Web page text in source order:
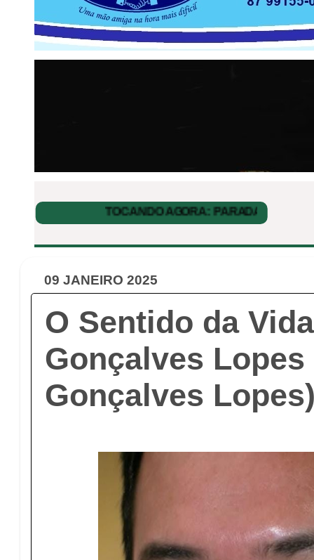
09 JANEIRO 2025
O Sentido da
Gonçalves
Gonçalves